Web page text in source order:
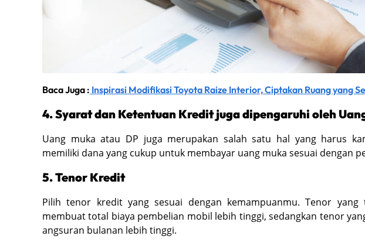
Baca Juga : Inspirasi Modifikasi Toyota Raize Interior, Ciptakan Ruang yang
4. Syarat dan Ketentuan Kredit juga dipengaruhi oleh
Uang muka atau DP juga merupakan salah satu hal yang harus
memiliki dana yang cukup untuk membayar uang muka sesuai dengan
5. Tenor Kredit
Pilih tenor kredit yang sesuai dengan kemampuanmu. Tenor yang
membuat total biaya pembelian mobil lebih tinggi, sedangkan tenor
angsuran bulanan lebih tinggi.